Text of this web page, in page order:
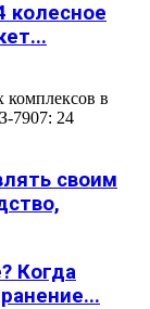
колесное
комплексов в
7907: 24
своим
Когда